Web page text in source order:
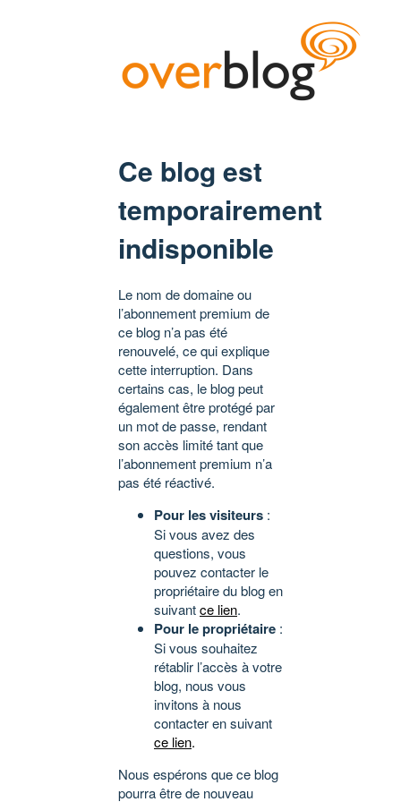
Ce blog est
temporairement
indisponible
Le nom de domaine ou
l’abonnement premium de
ce blog n’a pas été
renouvelé, ce qui explique
cette interruption. Dans
certains cas, le blog peut
également être protégé par
un mot de passe, rendant
son accès limité tant que
l’abonnement premium n’a
pas été réactivé.
Pour les visiteurs :
Si vous avez des
questions, vous
pouvez contacter le
propriétaire du blog en
suivantce lien.
Pour le propriétaire :
Si vous souhaitez
rétablir l’accès à votre
blog, nous vous
invitons à nous
contacter en suivant
ce lien.
Nous espérons que ce blog
pourra être de nouveau